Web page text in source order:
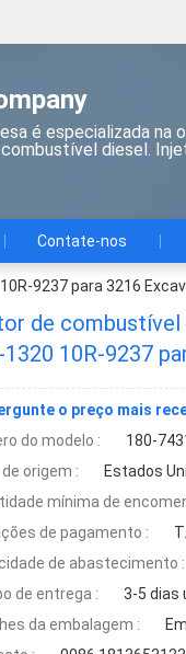
é especializada na
diesel.
Contate-nos
9237 para 3216
de combustível
1320 10R-9237
o preço mais
do modelo :
180-
de origem :
Estados
mínima de
de pagamento :
de abastecimento :
de entrega :
3-5 dias
da embalagem :